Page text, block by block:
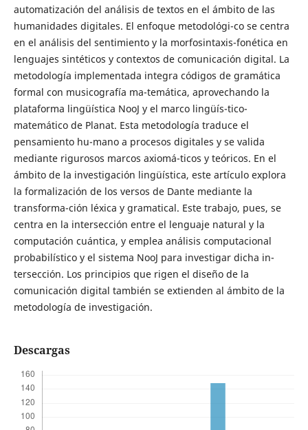
automatización del análisis de textos en el ámbito de las
humanidades digitales. El enfoque metodológi-co se centra
en el análisis del sentimiento y la morfosintaxis-fonética en
lenguajes sintéticos y contextos de comunicación digital. La
metodología implementada integra códigos de gramática
formal con musicografía ma-temática, aprovechando la
plataforma lingüística NooJ y el marco lingüís-tico-
matemático de Planat. Esta metodología traduce el
pensamiento hu-mano a procesos digitales y se valida
mediante rigurosos marcos axiomá-ticos y teóricos. En el
ámbito de la investigación lingüística, este artículo explora
la formalización de los versos de Dante mediante la
transforma-ción léxica y gramatical. Este trabajo, pues, se
centra en la intersección entre el lenguaje natural y la
computación cuántica, y emplea análisis computacional
probabilístico y el sistema NooJ para investigar dicha in-
tersección. Los principios que rigen el diseño de la
comunicación digital también se extienden al ámbito de la
metodología de investigación.
Descargas